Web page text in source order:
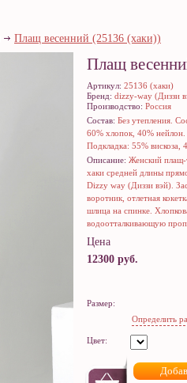
Плащ весенний (25136 (хаки))
Плащ
Артикул: 25136 (хаки)
Бренд: dizzy-way (Диззи
Производство: Россия
Состав: Без утепления.
60% хлопок, 40% нейлон.
Подкладка: 55% вискоза,
Описание: Женский плащ-
хаки средней длины
Dizzy way (Диззи вэй).
воротник, отлетная
шлица на спинке.
водоотталкивающую
Цена
12300 руб.
Размер:
Определить
Цвет: